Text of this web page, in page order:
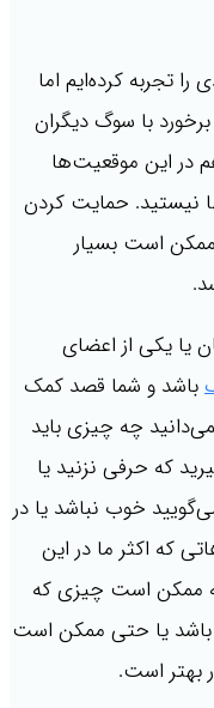
تجربه کرده‌ایم اما
با سوگ دیگران
در این موقعیت‌ها
نیستید. حمایت کردن
است بسیار
یا یکی از اعضای
باشد و شما قصد کمک
چه چیزی باید
که حرفی نزنید یا
خوب نباشد یا در
که اکثر ما در این
ممکن است چیزی که
باشد یا حتی ممکن است
بهتر است.